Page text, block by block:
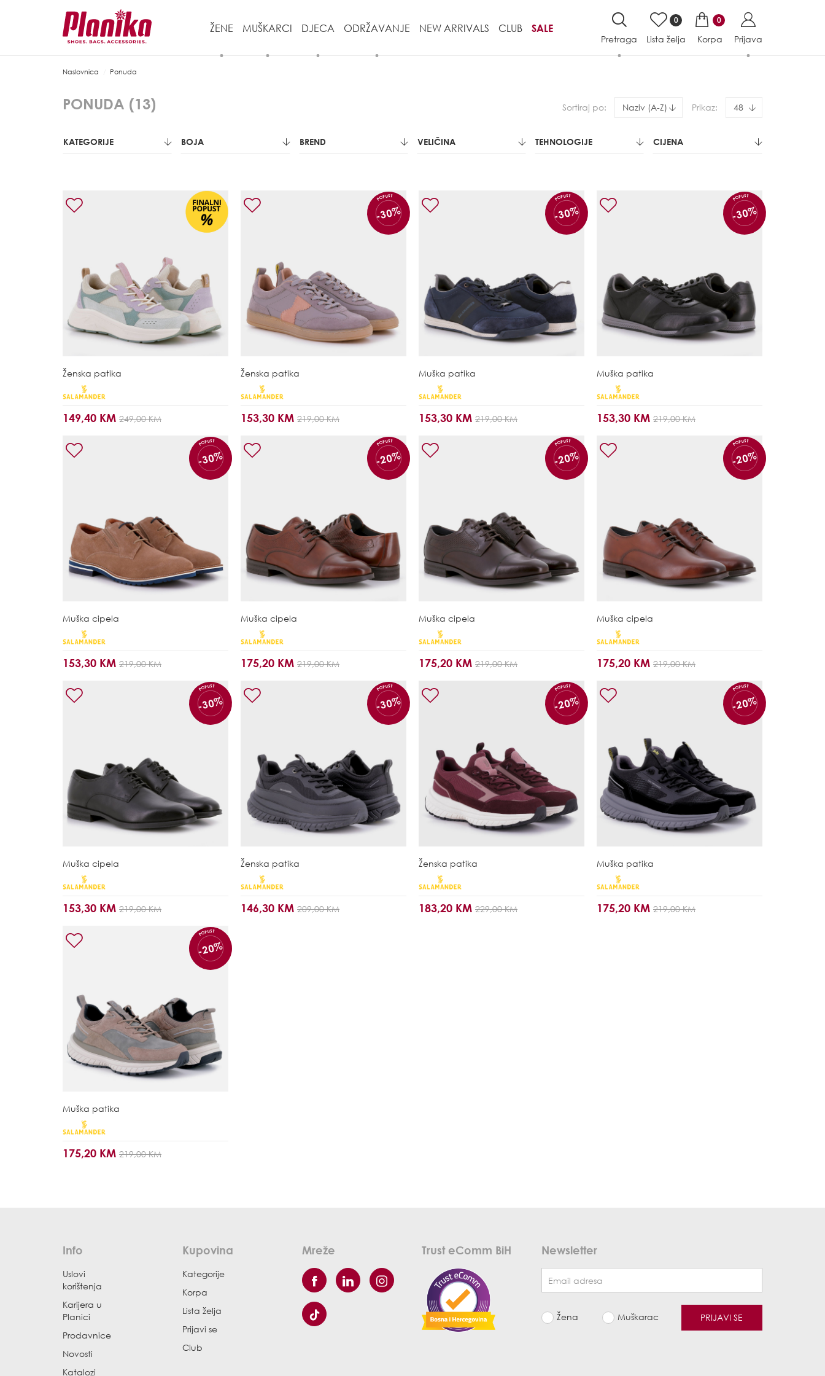
ŽENE MUŠKARCI DJECA ODRŽAVANJE NEW ARRIVALS CLUB SALE
Pretraga
0
Lista želja
0
Korpa Prijava
Naslovnica Ponuda
PONUDA (13) Sortiraj po: Naziv (A-Z) Prikaz: 48
KATEGORIJE BOJA BREND VELIČINA TEHNOLOGIJE CIJENA
Ženska patika
149,40 KM 249,00 KM
POPUST
-30%
Ženska patika
153,30 KM 219,00 KM
POPUST
-30%
Muška patika
153,30 KM 219,00 KM
POPUST
-30%
Muška patika
153,30 KM 219,00 KM
POPUST
-30%
Muška cipela
153,30 KM 219,00 KM
POPUST
-20%
Muška cipela
175,20 KM 219,00 KM
POPUST
-20%
Muška cipela
175,20 KM 219,00 KM
POPUST
-20%
Muška cipela
175,20 KM 219,00 KM
POPUST
-30%
Muška cipela
153,30 KM 219,00 KM
POPUST
-30%
Ženska patika
146,30 KM 209,00 KM
POPUST
-20%
Ženska patika
183,20 KM 229,00 KM
POPUST
-20%
Muška patika
175,20 KM 219,00 KM
POPUST
-20%
Muška patika
175,20 KM 219,00 KM
Info
Uslovi
korištenja
Karijera u
Planici
Prodavnice
Novosti
Katalozi
Kupovina
Kategorije
Korpa
Lista želja
Prijavi se
Club
Mreže Trust eComm BiH Newsletter
Žena Muškarac PRIJAVI SE